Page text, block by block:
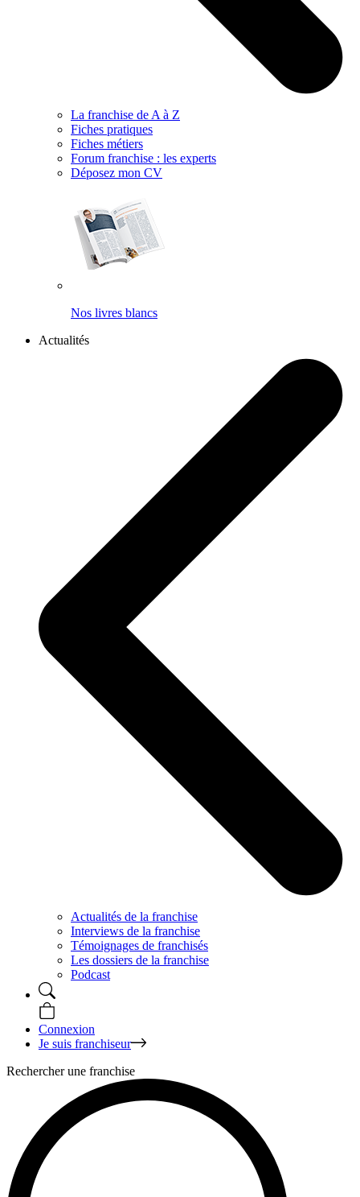
La franchise de A à Z
Fiches pratiques
Fiches métiers
Forum franchise : les experts
Déposez mon CV
Nos livres blancs
Actualités
Actualités de la franchise
Interviews de la franchise
Témoignages de franchisés
Les dossiers de la franchise
Podcast
Connexion
Je suis franchiseur
Rechercher une franchise